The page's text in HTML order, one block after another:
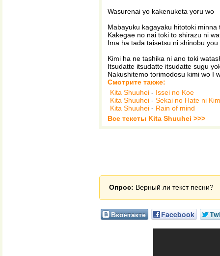
Wasurenai yo kakenuketa yoru wo
Mabayuku kagayaku hitotoki minna
Kakegae no nai toki to shirazu ni
Ima ha tada taisetsu ni shinobu
Kimi ha ne tashika ni ano toki
Itsudatte itsudatte itsudatte sugu
Nakushitemo torimodosu kimi wo I
Смотрите также:
Kita Shuuhei - Issei no Koe
Kita Shuuhei - Sekai no Hate ni
Kita Shuuhei - Rain of mind
Все тексты Kita Shuuhei >>>
Опрос: Верный ли текст песни?
Вконтакте Facebook